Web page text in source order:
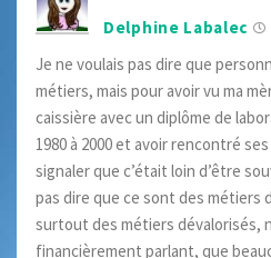
Delphine Labalec
Je ne voulais pas dire que
métiers, mais pour avoir vu ma
caissière avec un diplôme de
1980 à 2000 et avoir rencontré
signaler que c’était loin d’être
pas dire que ce sont des métiers
surtout des métiers dévalorisés,
financièrement parlant, que